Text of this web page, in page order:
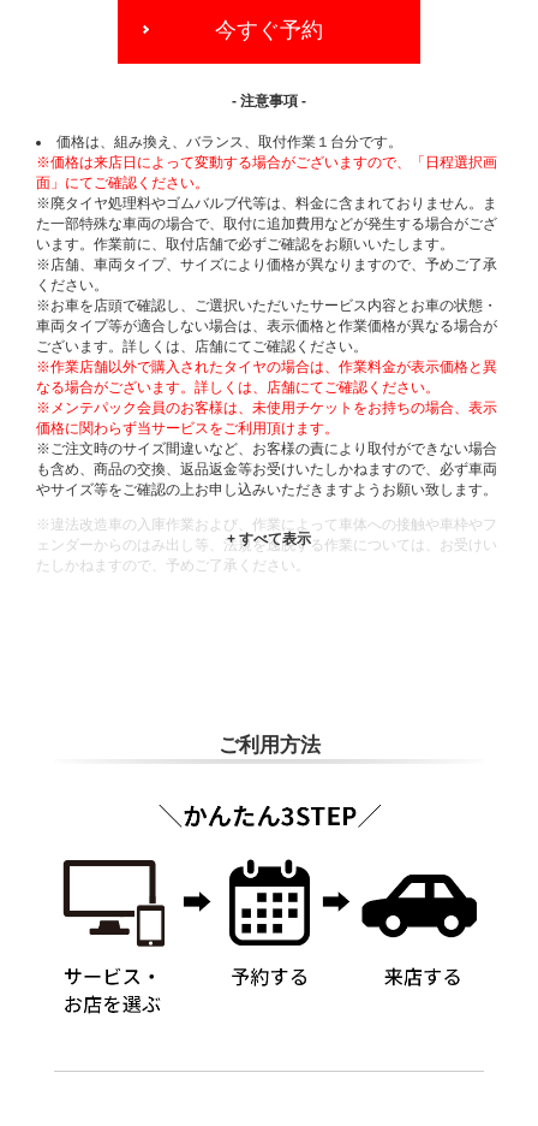
今すぐ予約
- 注意事項 -
価格は、組み換え、バランス、取付作業１台分です。
※価格は来店日によって変動する場合がございますので、「日程選択画
面」にてご確認ください。
※廃タイヤ処理料やゴムバルブ代等は、料金に含まれておりません。ま
た一部特殊な車両の場合で、取付に追加費用などが発生する場合がござ
います。作業前に、取付店舗で必ずご確認をお願いいたします。
※店舗、車両タイプ、サイズにより価格が異なりますので、予めご了承
ください。
※お車を店頭で確認し、ご選択いただいたサービス内容とお車の状態・
車両タイプ等が適合しない場合は、表示価格と作業価格が異なる場合が
ございます。詳しくは、店舗にてご確認ください。
※作業店舗以外で購入されたタイヤの場合は、作業料金が表示価格と異
なる場合がございます。詳しくは、店舗にてご確認ください。
※メンテパック会員のお客様は、未使用チケットをお持ちの場合、表示
価格に関わらず当サービスをご利用頂けます。
※ご注文時のサイズ間違いなど、お客様の責により取付ができない場合
も含め、商品の交換、返品返金等お受けいたしかねますので、必ず車両
やサイズ等をご確認の上お申し込みいただきますようお願い致します。
※違法改造車の入庫作業および、作業によって車体への接触や車枠やフ
ェンダーからのはみ出し等、法規を逸脱する作業については、お受けい
たしかねますので、予めご了承ください。
ご利用方法